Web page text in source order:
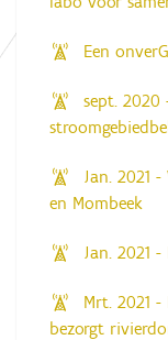
Een
sept. 2020
Jan. 2021
en Mombeek
Jan. 2021
Mrt. 2021
bezorgt